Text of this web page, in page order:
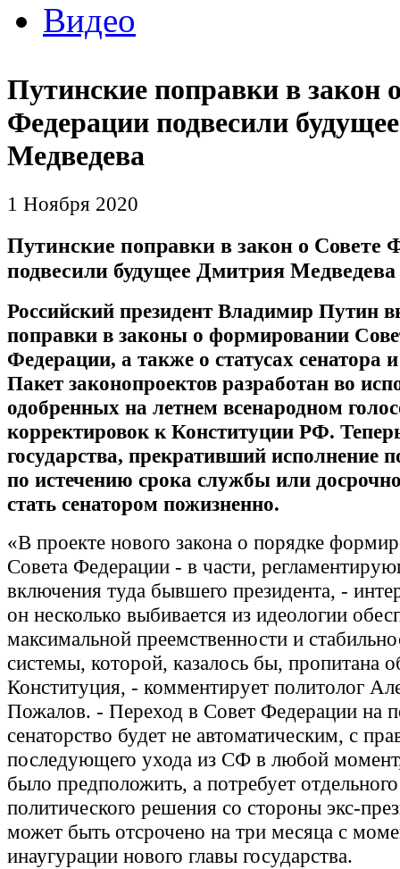
Видео
Путинские поправки в закон
Федерации подвесили
Медведева
1 Ноября 2020
Путинские поправки в закон о Совете
подвесили будущее Дмитрия Медведева
Российский президент Владимир Путин
поправки в законы о формировании
Федерации, а также о статусах сенатора
Пакет законопроектов разработан во
одобренных на летнем всенародном
корректировок к Конституции РФ.
государства, прекративший исполнение
по истечению срока службы или
стать сенатором пожизненно.
«В проекте нового закона о порядке
Совета Федерации - в части,
включения туда бывшего президента, -
он несколько выбивается из идеологии
максимальной преемственности и
системы, которой, казалось бы, пропитана
Конституция, - комментирует политолог
Пожалов. - Переход в Совет Федерации на
сенаторство будет не автоматическим, с
последующего ухода из СФ в любой
было предположить, а потребует отдельного
политического решения со стороны экс-
может быть отсрочено на три месяца с
инаугурации нового главы государства.